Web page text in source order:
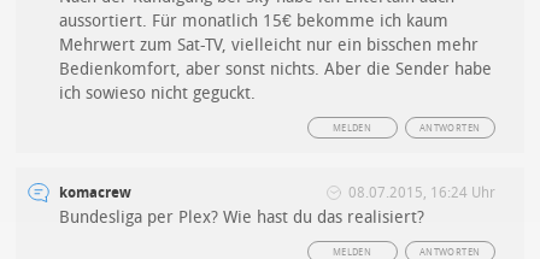
aussortiert. Für monatlich 15€ bekomme ich kaum
Mehrwert zum Sat-TV, vielleicht nur ein bisschen mehr
Bedienkomfort, aber sonst nichts. Aber die Sender habe
ich sowieso nicht geguckt.
ANTWORTEN
MELDEN
komacrew 08.07.2015, 16:24 Uhr
Bundesliga per Plex? Wie hast du das realisiert?
ANTWORTEN
MELDEN